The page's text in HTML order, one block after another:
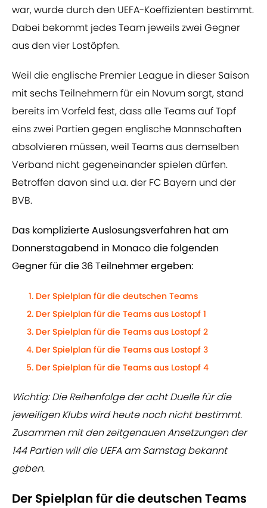
war, wurde durch den UEFA-Koeffizienten bestimmt.
Dabei bekommt jedes Team jeweils zwei Gegner
aus den vier Lostöpfen.
Weil die englische Premier League in dieser Saison
mit sechs Teilnehmern für ein Novum sorgt, stand
bereits im Vorfeld fest, dass alle Teams auf Topf
eins zwei Partien gegen englische Mannschaften
absolvieren müssen, weil Teams aus demselben
Verband nicht gegeneinander spielen dürfen.
Betroffen davon sind u.a. der FC Bayern und der
BVB.
Das komplizierte Auslosungsverfahren hat am
Donnerstagabend in Monaco die folgenden
Gegner für die 36 Teilnehmer ergeben:
Der Spielplan für die deutschen Teams
Der Spielplan für die Teams aus Lostopf 1
Der Spielplan für die Teams aus Lostopf 2
Der Spielplan für die Teams aus Lostopf 3
Der Spielplan für die Teams aus Lostopf 4
Wichtig: Die Reihenfolge der acht Duelle für die
jeweiligen Klubs wird heute noch nicht bestimmt.
Zusammen mit den zeitgenauen Ansetzungen der
144 Partien will die UEFA am Samstag bekannt
geben.
Der Spielplan für die deutschen Teams